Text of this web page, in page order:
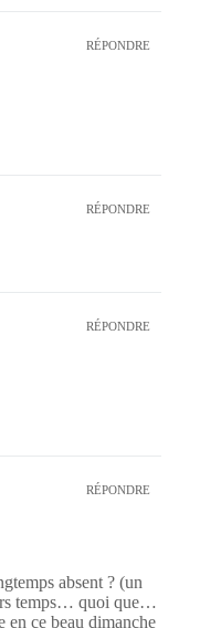
RÉPONDRE
RÉPONDRE
RÉPONDRE
RÉPONDRE
absent ? (un
temps… quoi que…
en ce beau dimanche